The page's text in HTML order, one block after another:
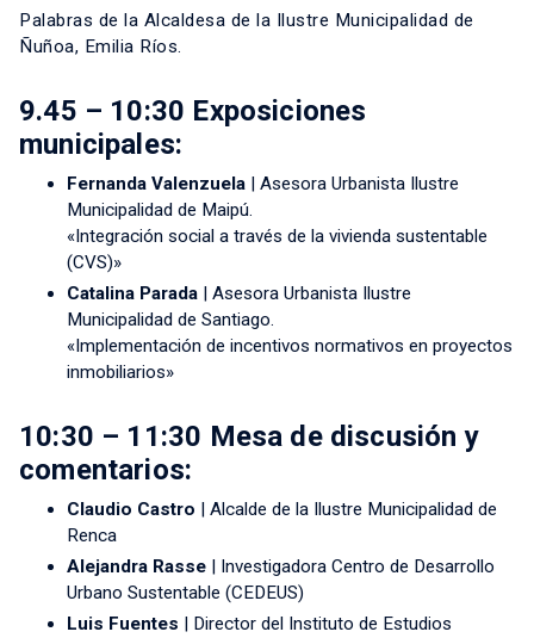
Palabras de la Alcaldesa de la Ilustre Municipalidad de
Ñuñoa, Emilia Ríos.
9.45 – 10:30 Exposiciones
municipales:
Fernanda Valenzuela | Asesora Urbanista Ilustre
Municipalidad de Maipú.
«Integración social a través de la vivienda sustentable
(CVS)»
Catalina Parada | Asesora Urbanista Ilustre
Municipalidad de Santiago.
«Implementación de incentivos normativos en proyectos
inmobiliarios»
10:30 – 11:30 Mesa de discusión y
comentarios:
Claudio Castro | Alcalde de la Ilustre Municipalidad de
Renca
Alejandra Rasse | Investigadora Centro de Desarrollo
Urbano Sustentable (CEDEUS)
Luis Fuentes | Director del Instituto de Estudios